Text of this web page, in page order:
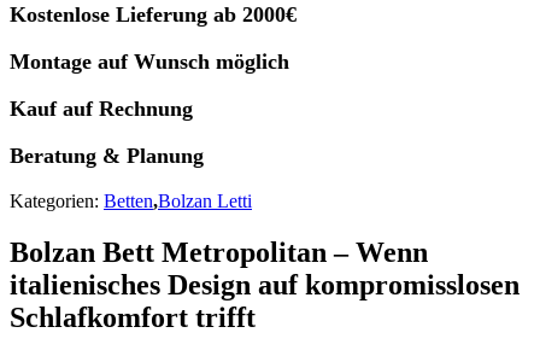
Kostenlose Lieferung ab 2000€
Montage auf Wunsch möglich
Kauf auf Rechnung
Beratung & Planung
Kategorien: Betten,Bolzan Letti
Bolzan Bett Metropolitan – Wenn
italienisches Design auf kompromisslosen
Schlafkomfort trifft